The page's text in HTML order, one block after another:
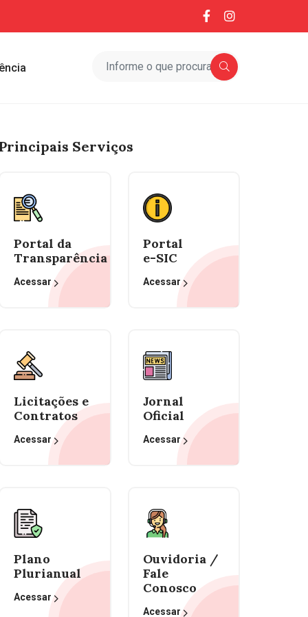
Serviços
Portal da
Transparência
Acessar
Portal
e-SIC
Acessar
Licitações e
Contratos
Acessar
Jornal
Oficial
Acessar
Plano
Plurianual
Acessar
Ouvidoria /
Fale
Conosco
Acessar